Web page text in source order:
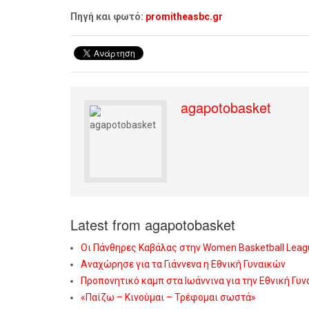
Πηγή και φωτό: promitheasbc.gr
agapotobasket
Latest from agapotobasket
Οι Πάνθηρες Καβάλας στην Women Basketball
Αναχώρησε για τα Γιάννενα η Εθνική Γυναικών
Προπονητικό καμπ στα Ιωάννινα για την Εθνική
«Παίζω – Κινούμαι – Τρέφομαι σωστά»